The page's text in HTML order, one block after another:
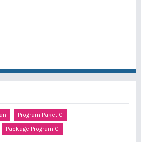
Program Paket C
Package Program C